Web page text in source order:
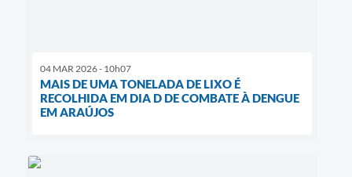
04 MAR 2026 - 10h07
MAIS DE UMA TONELADA DE LIXO É
RECOLHIDA EM DIA D DE COMBATE À DENGUE
EM ARAÚJOS